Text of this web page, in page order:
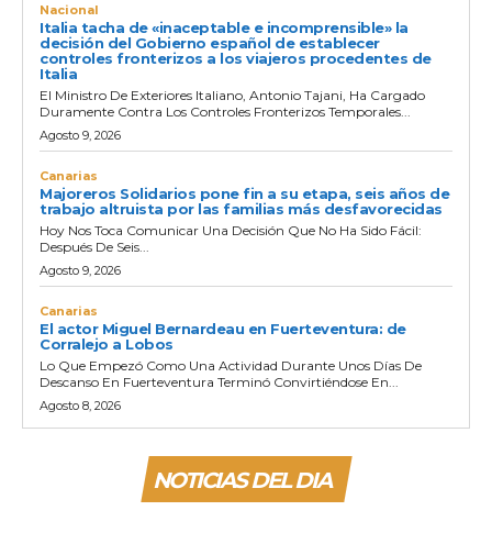
Nacional
Italia tacha de «inaceptable e incomprensible» la
decisión del Gobierno español de establecer
controles fronterizos a los viajeros procedentes de
Italia
El Ministro De Exteriores Italiano, Antonio Tajani, Ha Cargado
Duramente Contra Los Controles Fronterizos Temporales...
Agosto 9, 2026
Canarias
Majoreros Solidarios pone fin a su etapa, seis años de
trabajo altruista por las familias más desfavorecidas
Hoy Nos Toca Comunicar Una Decisión Que No Ha Sido Fácil:
Después De Seis...
Agosto 9, 2026
Canarias
El actor Miguel Bernardeau en Fuerteventura: de
Corralejo a Lobos
Lo Que Empezó Como Una Actividad Durante Unos Días De
Descanso En Fuerteventura Terminó Convirtiéndose En...
Agosto 8, 2026
NOTICIAS DEL DIA